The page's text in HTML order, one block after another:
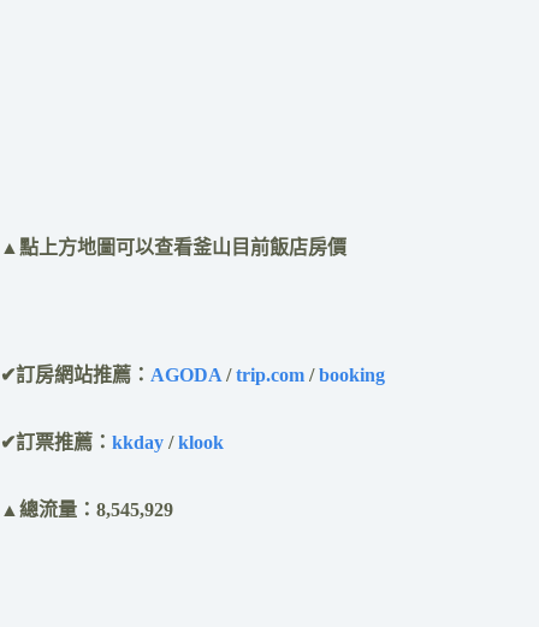
​▲點上方地圖可以查看釜山目前飯店房價
✔訂房網站推薦： AGODA /trip.com /booking
✔訂票推薦： kkday /klook
▲總流量：8,545,929